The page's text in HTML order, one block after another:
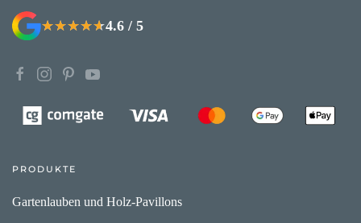
★★★★★
★★★★★4.6 / 5
PRODUKTE
Gartenlauben und Holz-Pavillons